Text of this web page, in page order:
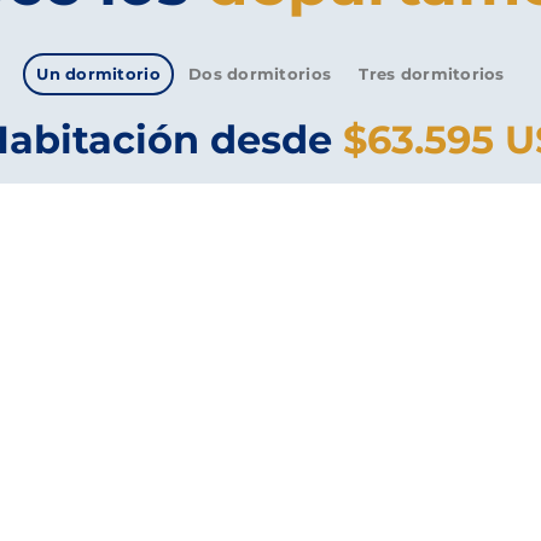
Un dormitorio Dos dormitorios Tres dormitorios
desde$63.595